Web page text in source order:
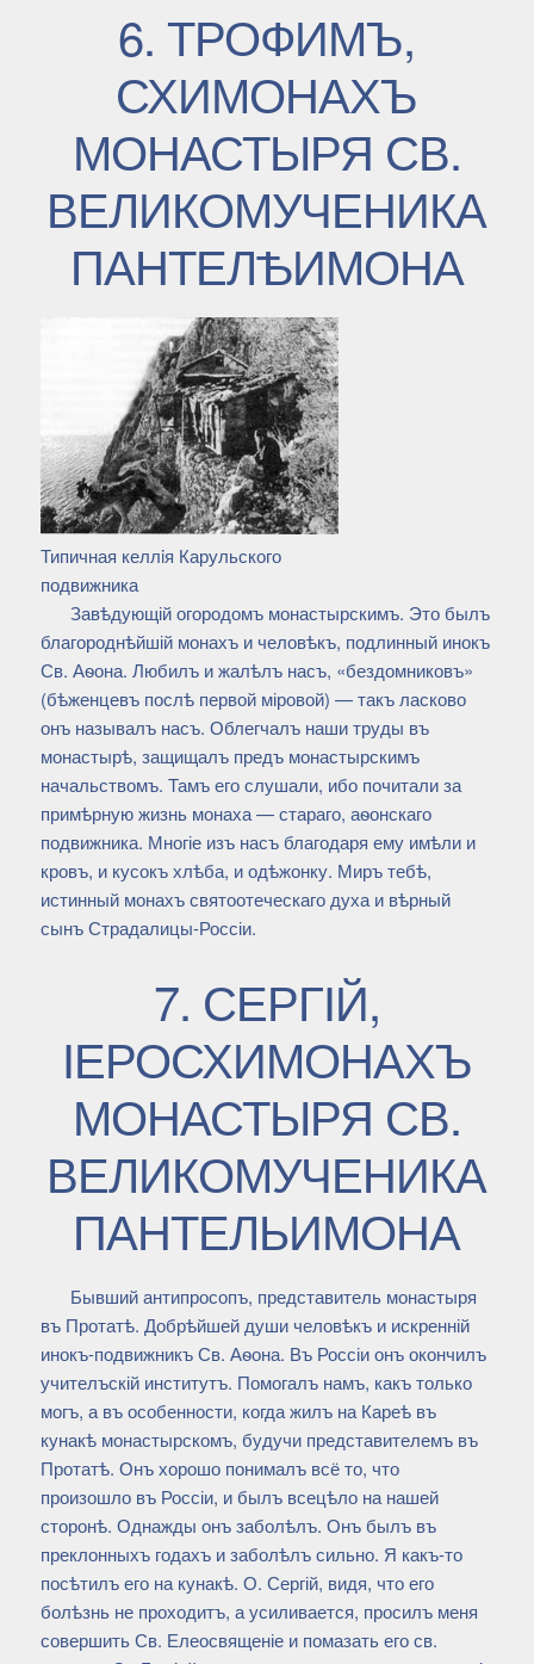
6. ТРОФИМЪ,
СХИМОНАХЪ
МОНАСТЫРЯ СВ.
ВЕЛИКОМУЧЕНИКА
ПАНТЕЛѢИМОНА
Типичная келлiя Карульского
подвижника
Завѣдующій огородомъ монастырскимъ. Это былъ
благороднѣйшій монахъ и человѣкъ, подлинный инокъ
Св. Аѳона. Любилъ и жалѣлъ насъ, «бездомниковъ»
(бѣженцевъ послѣ первой міровой) — такъ ласково
онъ называлъ насъ. Облегчалъ наши труды въ
монастырѣ, защищалъ предъ монастырскимъ
начальствомъ. Тамъ его слушали, ибо почитали за
примѣрную жизнь монаха — стараго, аѳонскаго
подвижника. Многіе изъ насъ благодаря ему имѣли и
кровъ, и кусокъ хлѣба, и одѣжонку. Миръ тебѣ,
истинный монахъ святоотеческаго духа и вѣрный
сынъ Страдалицы-Россіи.
7. СЕРГІЙ,
ІЕРОСХИМОНАХЪ
МОНАСТЫРЯ СВ.
ВЕЛИКОМУЧЕНИКА
ПАНТЕЛЬИМОНА
Бывший антипросопъ, представитель монастыря
въ Протатѣ. Добрѣйшей души человѣкъ и искренній
инокъ-подвижникъ Св. Аѳона. Въ Россіи онъ окончилъ
учителъскій институтъ. Помогалъ намъ, какъ только
могъ, а въ особенности, когда жилъ на Кареѣ въ
кунакѣ монастырскомъ, будучи представителемъ въ
Протатѣ. Онъ хорошо понималъ всё то, что
произошло въ Россіи, и былъ всецѣло на нашей
сторонѣ. Однажды онъ заболѣлъ. Онъ былъ въ
преклонныхъ годахъ и заболѣлъ сильно. Я какъ-то
посѣтилъ его на кунакѣ. О. Сергій, видя, что его
болѣзнь не проходитъ, а усиливается, просилъ меня
совершить Св. Елеосвященіе и помазать его св.